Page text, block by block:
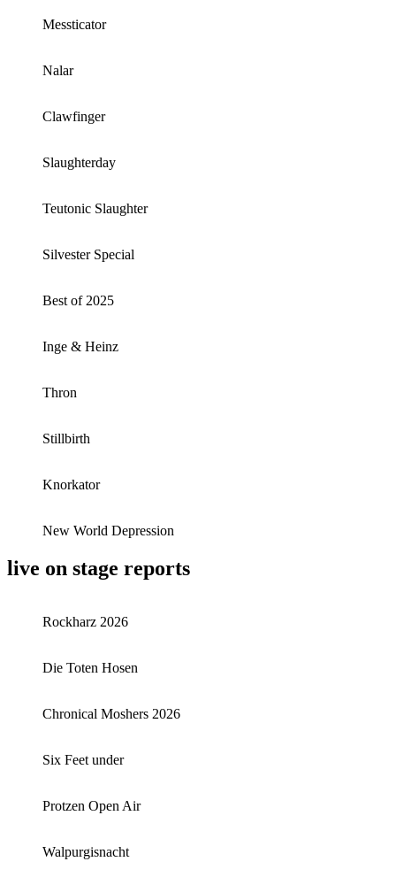
Messticator
Nalar
Clawfinger
Slaughterday
Teutonic Slaughter
Silvester Special
Best of 2025
Inge & Heinz
Thron
Stillbirth
Knorkator
New World Depression
live on stage reports
Rockharz 2026
Die Toten Hosen
Chronical Moshers 2026
Six Feet under
Protzen Open Air
Walpurgisnacht